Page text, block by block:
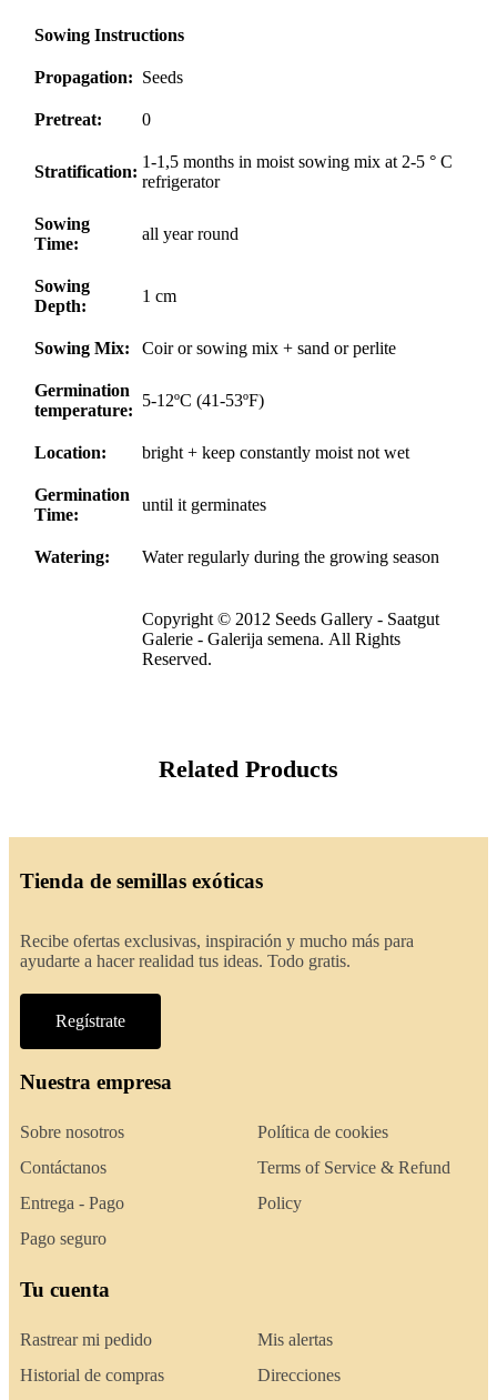
Sowing Instructions
Propagation: Seeds
Pretreat: 0
Stratification:
1-1,5 months in moist sowing mix at 2-5 ° C
refrigerator
Sowing
Time:
all year round
Sowing
Depth:
1 cm
Sowing Mix: Coir or sowing mix + sand or perlite
Germination
temperature:
5-12ºC (41-53ºF)
Location: bright + keep constantly moist not wet
Germination
Time:
until it germinates
Watering: Water regularly during the growing season
Copyright © 2012 Seeds Gallery - Saatgut
Galerie - Galerija semena. All Rights
Reserved.
Related Products
Tienda de semillas exóticas
Recibe ofertas exclusivas, inspiración y mucho más para
ayudarte a hacer realidad tus ideas. Todo gratis.
Regístrate
Nuestra empresa
Sobre nosotros
Contáctanos
Entrega - Pago
Pago seguro
Política de cookies
Terms of Service & Refund
Policy
Tu cuenta
Rastrear mi pedido
Historial de compras
Mis alertas
Direcciones